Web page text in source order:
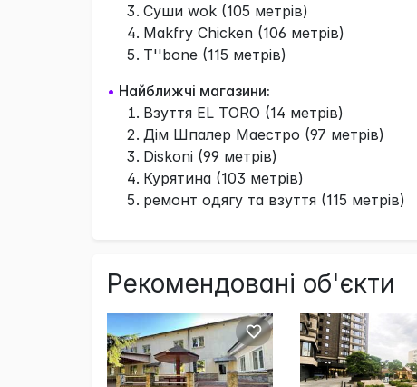
Суши wok (105 метрів)
Makfry Chicken (106 метрів)
T''bone (115 метрів)
• Найближчі магазини:
Взуття EL TORO (14 метрів)
Дім Шпалер Маестро (97 метрів)
Diskoni (99 метрів)
Курятина (103 метрів)
ремонт одягу та взуття (115 метрів)
Рекомендовані об'єкти